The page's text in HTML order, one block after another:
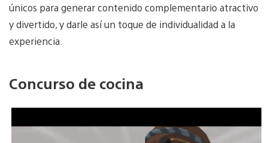
únicos para generar contenido complementario atractivo
y divertido, y darle así un toque de individualidad a la
experiencia.
Concurso de cocina